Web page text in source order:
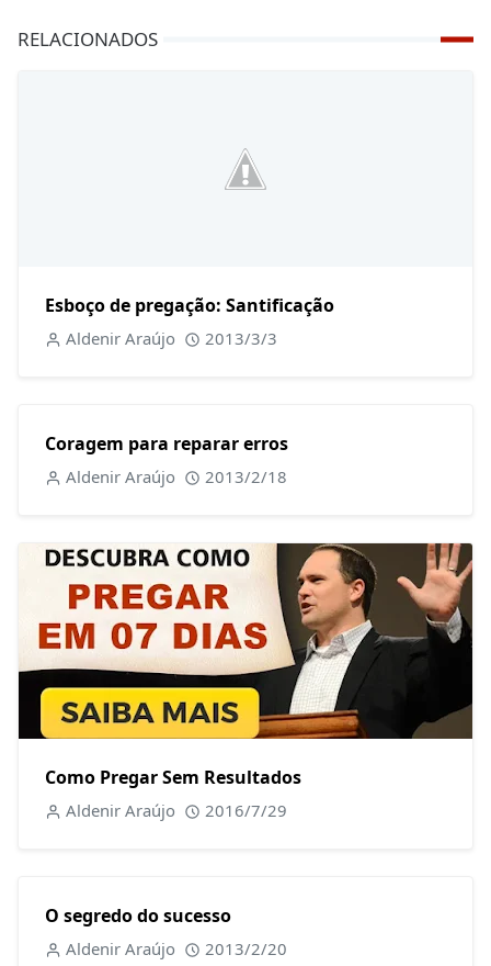
RELACIONADOS
Esboço de pregação: Santificação
Aldenir Araújo 2013/3/3
Coragem para reparar erros
Aldenir Araújo 2013/2/18
Como Pregar Sem Resultados
Aldenir Araújo 2016/7/29
O segredo do sucesso
Aldenir Araújo 2013/2/20